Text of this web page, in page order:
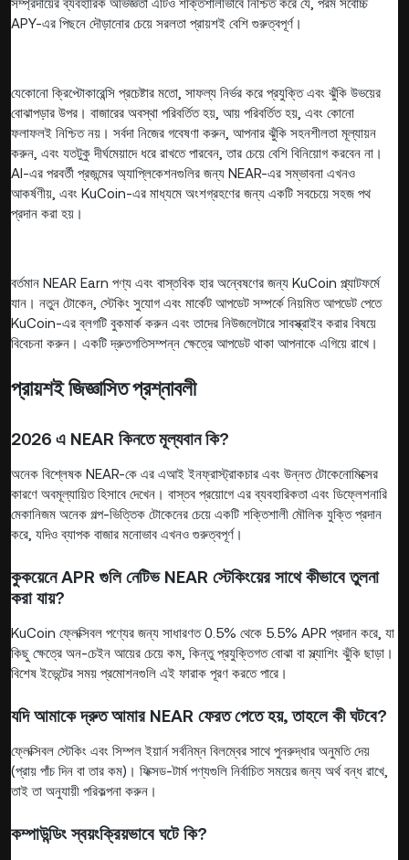
APY-এর পিছনে দৌড়ানোর চেয়ে সরলতা প্রায়শই বেশি গুরুত্বপূর্ণ।
যেকোনো ক্রিপ্টোকারেন্সি প্রচেষ্টার মতো, সাফল্য নির্ভর করে প্রযুক্তি এবং ঝুঁকি উভয়ের
বোঝাপড়ার উপর। বাজারের অবস্থা পরিবর্তিত হয়, আয় পরিবর্তিত হয়, এবং কোনো
ফলাফলই নিশ্চিত নয়। সর্বদা নিজের গবেষণা করুন, আপনার ঝুঁকি সহনশীলতা মূল্যায়ন
করুন, এবং যতটুকু দীর্ঘমেয়াদে ধরে রাখতে পারবেন, তার চেয়ে বেশি বিনিয়োগ করবেন না।
AI-এর পরবর্তী প্রজন্মের অ্যাপ্লিকেশনগুলির জন্য NEAR-এর সম্ভাবনা এখনও
আকর্ষণীয়, এবং KuCoin-এর মাধ্যমে অংশগ্রহণের জন্য একটি সবচেয়ে সহজ পথ
প্রদান করা হয়।
বর্তমান NEAR Earn পণ্য এবং বাস্তবিক হার অন্বেষণের জন্য KuCoin প্ল্যাটফর্মে
যান। নতুন টোকেন, স্টেকিং সুযোগ এবং মার্কেট আপডেট সম্পর্কে নিয়মিত আপডেট পেতে
KuCoin-এর ব্লগটি বুকমার্ক করুন এবং তাদের নিউজলেটারে সাবস্ক্রাইব করার বিষয়ে
বিবেচনা করুন। একটি দ্রুতগতিসম্পন্ন ক্ষেত্রে আপডেট থাকা আপনাকে এগিয়ে রাখে।
প্রায়শই জিজ্ঞাসিত প্রশ্নাবলী
2026 এ NEAR কিনতে মূল্যবান কি?
অনেক বিশ্লেষক NEAR-কে এর এআই ইনফ্রাস্ট্রাকচার এবং উন্নত টোকেনোমিক্সের
কারণে অবমূল্যায়িত হিসাবে দেখেন। বাস্তব প্রয়োগে এর ব্যবহারিকতা এবং ডিফ্লেশনারি
মেকানিজম অনেক গল্প-ভিত্তিক টোকেনের চেয়ে একটি শক্তিশালী মৌলিক যুক্তি প্রদান
করে, যদিও ব্যাপক বাজার মনোভাব এখনও গুরুত্বপূর্ণ।
কুকয়েনে APR গুলি নেটিভ NEAR স্টেকিংয়ের সাথে কীভাবে তুলনা
করা যায়?
KuCoin ফ্লেক্সিবল পণ্যের জন্য সাধারণত 0.5% থেকে 5.5% APR প্রদান করে, যা
কিছু ক্ষেত্রে অন-চেইন আয়ের চেয়ে কম, কিন্তু প্রযুক্তিগত বোঝা বা স্ল্যাশিং ঝুঁকি ছাড়া।
বিশেষ ইভেন্টের সময় প্রমোশনগুলি এই ফারাক পূরণ করতে পারে।
যদি আমাকে দ্রুত আমার NEAR ফেরত পেতে হয়, তাহলে কী ঘটবে?
ফ্লেক্সিবল স্টেকিং এবং সিম্পল ইয়ার্ন সর্বনিম্ন বিলম্বের সাথে পুনরুদ্ধার অনুমতি দেয়
(প্রায় পাঁচ দিন বা তার কম)। ফিক্সড-টার্ম পণ্যগুলি নির্বাচিত সময়ের জন্য অর্থ বন্ধ রাখে,
তাই তা অনুযায়ী পরিকল্পনা করুন।
কম্পাউন্ডিং স্বয়ংক্রিয়ভাবে ঘটে কি?